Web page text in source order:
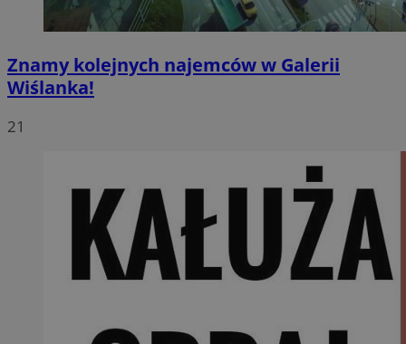
Znamy kolejnych najemców w Galerii
Wiślanka!
21